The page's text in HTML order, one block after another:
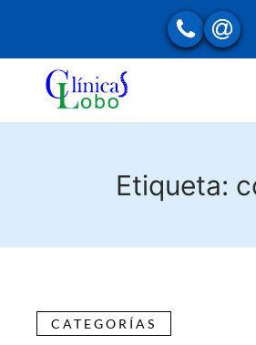
Etiqueta:
CATEGORÍAS